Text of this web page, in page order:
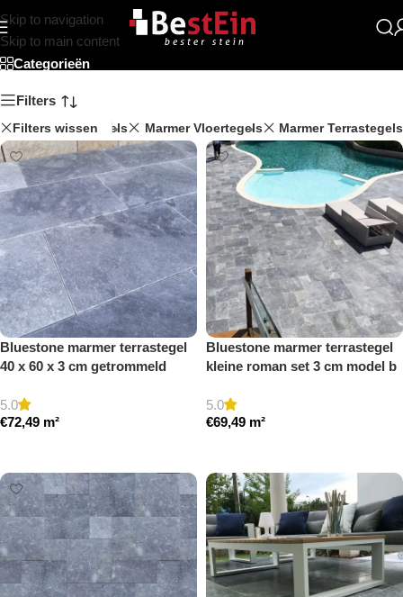
Skip to navigation
Skip to main content
Beststein
Categorieën
Filters
Filters wissen
Travertin Vloertegels Marmer Vloertegels Marmer Terrastegels
Bluestone marmer terrastegel
40 x 60 x 3 cm getrommeld
5.0
€72,49 m²
Bluestone marmer terrastegel
kleine roman set 3 cm model b
5.0
€69,49 m²